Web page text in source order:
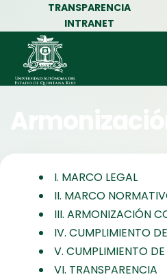
TRANSPARENCIA
INTRANET
I. MARCO LEGAL
II. MARCO
III. ARMONIZACIÓN
IV. CUMPLIMIENTO
V. CUMPLIMIENTO
VI. TRANSPARENCIA